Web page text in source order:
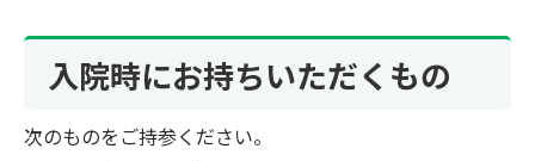
入院時にお持ちいただくもの
次のものをご持参ください。